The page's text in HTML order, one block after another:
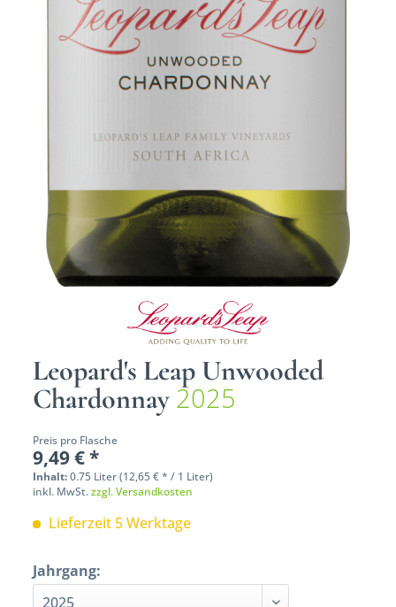
Leopard's Leap Unwooded
Chardonnay 2025
Preis pro Flasche
9,49 € *
Inhalt:0.75 Liter (12,65 € * / 1 Liter)
inkl. MwSt.zzgl. Versandkosten
Lieferzeit 5 Werktage
Jahrgang: